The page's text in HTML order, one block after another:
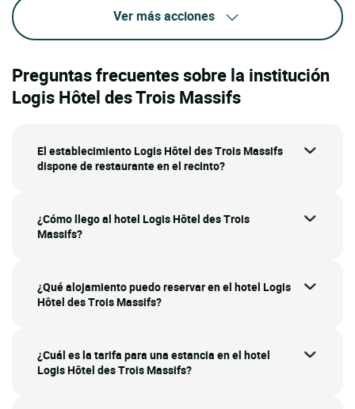
Ver más acciones
Preguntas frecuentes sobre la institución
Logis Hôtel des Trois Massifs
El establecimiento Logis Hôtel des Trois Massifs
dispone de restaurante en el recinto?
¿Cómo llego al hotel Logis Hôtel des Trois
Massifs?
¿Qué alojamiento puedo reservar en el hotel Logis
Hôtel des Trois Massifs?
¿Cuál es la tarifa para una estancia en el hotel
Logis Hôtel des Trois Massifs?